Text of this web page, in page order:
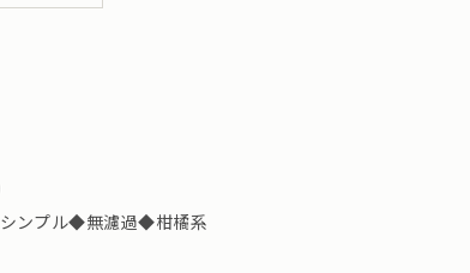
ンプル◆無濾過◆柑橘系